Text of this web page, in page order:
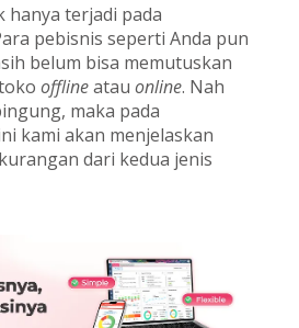
hanya terjadi pada
pebisnis seperti Anda pun
belum bisa memutuskan
offlineatau online. Nah
maka pada
kami akan menjelaskan
dari kedua jenis